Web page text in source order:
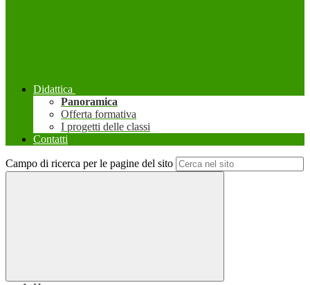
Didattica
Panoramica
Offerta formativa
I progetti delle classi
Contatti
Campo di ricerca per le pagine del sito